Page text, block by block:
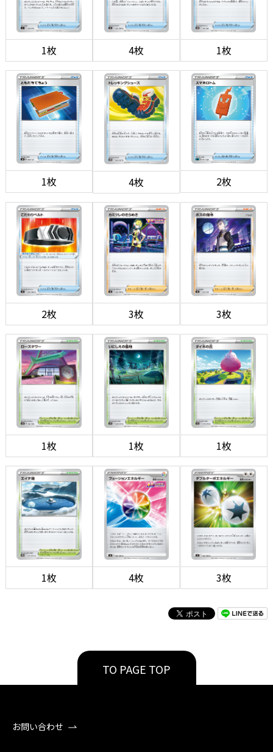
1枚 4枚 1枚
1枚 4枚 2枚
2枚 3枚 3枚
1枚 1枚 1枚
1枚 4枚 3枚
TO PAGE TOP
お問い合わせ